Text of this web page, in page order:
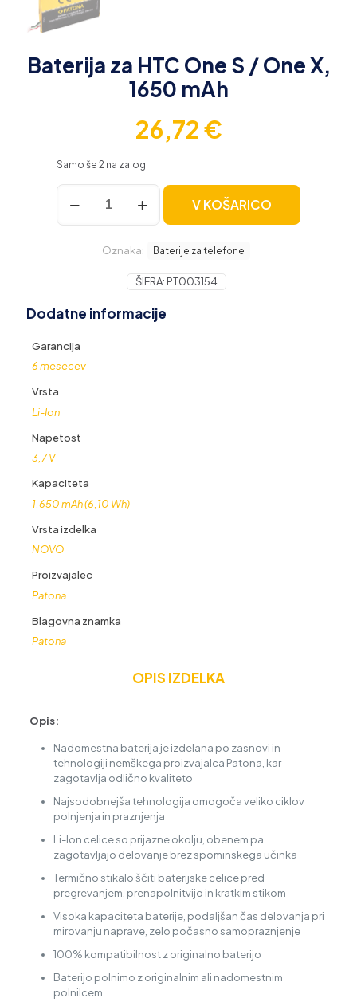
Baterija za HTC One S / One X,
1650 mAh
26,72€
Samo še 2 na zalogi
Baterija
HTC
1650
količina
V KOŠARICO
Oznaka: Baterije za telefone
ŠIFRA: PT003154
Dodatne informacije
Garancija
6 mesecev
Vrsta
Li-Ion
Napetost
3,7 V
Kapaciteta
1.650 mAh (6,10 Wh)
Vrsta izdelka
NOVO
Proizvajalec
Patona
Blagovna znamka
Patona
OPIS IZDELKA
Opis:
Nadomestna baterija je izdelana po zasnovi in
tehnologiji nemškega proizvajalca Patona, kar
zagotavlja odlično kvaliteto
Najsodobnejša tehnologija omogoča veliko ciklov
polnjenja in praznjenja
Li-Ion celice so prijazne okolju, obenem pa
zagotavljajo delovanje brez spominskega učinka
Termično stikalo ščiti baterijske celice pred
pregrevanjem, prenapolnitvijo in kratkim stikom
Visoka kapaciteta baterije, podaljšan čas delovanja pri
mirovanju naprave, zelo počasno samopraznjenje
100% kompatibilnost z originalno baterijo
Baterijo polnimo z originalnim ali nadomestnim
polnilcem